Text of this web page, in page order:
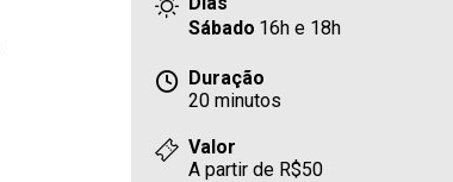
Sábado 16h e 18h
Duração
20 minutos
Valor
A partir de R$50